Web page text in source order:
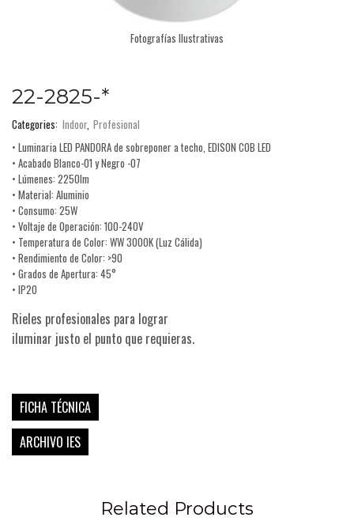
Fotografías Ilustrativas
22-2825-*
Categories: Indoor, Profesional
• Luminaria LED PANDORA de sobreponer a techo, EDISON COB LED
• Acabado Blanco-01 y Negro -07
• Lúmenes: 2250lm
• Material: Aluminio
• Consumo: 25W
• Voltaje de Operación: 100-240V
• Temperatura de Color: WW 3000K (Luz Cálida)
• Rendimiento de Color: >90
• Grados de Apertura: 45°
• IP20
Rieles profesionales para lograr
iluminar justo el punto que requieras.
FICHA TÉCNICA
ARCHIVO IES
Related Products